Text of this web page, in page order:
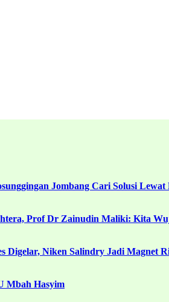
Jombang Cari Solusi
Prof Dr Zainudin Maliki: Kita
Digelar, Niken Salindry Jadi Magnet
Mbah Hasyim